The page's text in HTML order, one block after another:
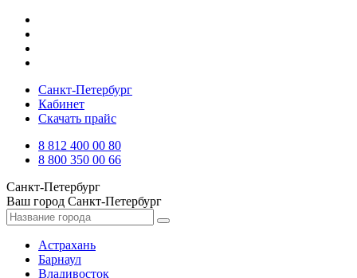
Санкт-Петербург
Кабинет
Скачать прайс
8 812 400 00 80
8 800 350 00 66
Санкт-Петербург
Ваш город Санкт-Петербург
Астрахань
Барнаул
Владивосток